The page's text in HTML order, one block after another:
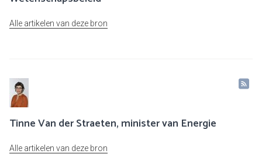
Alle artikelen van deze bron
Tinne Van der Straeten, minister van Energie
Alle artikelen van deze bron